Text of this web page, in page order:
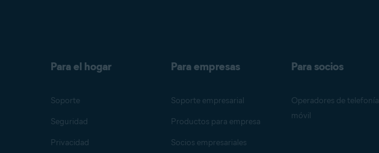
Para el hogar
Soporte
Seguridad
Privacidad
Para empresas
Soporte empresarial
Productos para empresa
Socios empresariales
Para socios
Operadores de telefonía
móvil